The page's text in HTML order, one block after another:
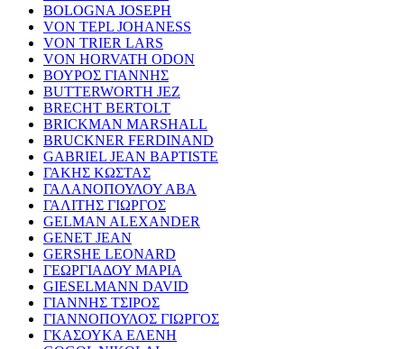
BOLOGNA JOSEPH
VON TEPL JOHANESS
VON TRIER LARS
VON HORVATH ODON
ΒΟΥΡΟΣ ΓΙΑΝΝΗΣ
BUTTERWORTH JEZ
BRECHT BERTOLT
BRICKMAN MARSHALL
BRUCKNER FERDINAND
GABRIEL JEAN BAPTISTE
ΓΑΚΗΣ ΚΩΣΤΑΣ
ΓΑΛΑΝΟΠΟΥΛΟΥ ΑΒΑ
ΓΑΛΙΤΗΣ ΓΙΩΡΓΟΣ
GELMAN ALEXANDER
GENET JEAN
GERSHE LEONARD
ΓΕΩΡΓΙΑΔΟΥ ΜΑΡΙΑ
GIESELMANN DAVID
ΓΙΑΝΝΗΣ ΤΣΙΡΟΣ
ΓΙΑΝΝΟΠΟΥΛΟΣ ΓΙΩΡΓΟΣ
ΓΚΑΣΟΥΚΑ ΕΛΕΝΗ